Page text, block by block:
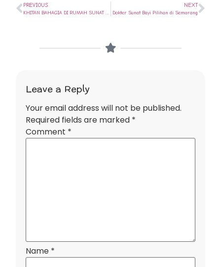
PREVIOUS
KHITAN BAHAGIA DI RUMAH SUNAT SEMARANG
NEXT
Dokter Sunat Bayi Pilihan di Semarang
Leave a Reply
Your email address will not be published.
Required fields are marked *
Comment *
Name *